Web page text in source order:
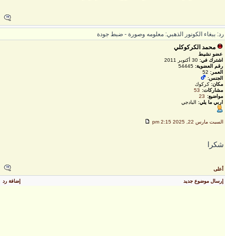
ببغاء الكونور الذهبي: معلومه وصورة - ضبط جودة
محمد الكركوكلي
عضو نشيط
اشترك في:30 أكتوبر 2011
رقم العضوية:54445
العمر: 52
الجنس:
مكان:كركوك
مشاركات:
53
مواضيع:
23
اربي ما يلي:البادجي
السبت مارس 22, 2025 2:15 pm
أعلى
إرسال موضوع جديد إضافة رد